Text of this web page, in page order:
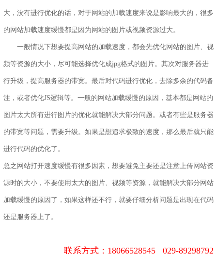
大，没有进行优化的话，对于网站的加载速度来说是影响最大的，很多
的网站加载速度缓慢都是因为网站的图片或视频资源过大。
一般情况下想要提高网站的加载速度，都会先优化网站的图片、视
频等资源的大小，尽可能选择优化成jpg格式的图片。其次对服务器进
行升级，提高服务器的带宽。最后对代码进行优化，去除多余的代码备
注，或者优化JS逻辑等。一般的网站加载缓慢的原因，基本都是网站的
图片太大所有进行图片的优化就能解决大部分问题。或者有些是服务器
的带宽等问题，需要升级。如果是想追求极致的速度，那么最后就只能
进行代码的优化了。
总之网站打开速度缓慢有很多因素，想要避免主要还是注意上传网站资
源时的大小，不要使用太大的图片、视频等资源，就能解决大部分网站
加载缓慢的原因了，如果这样还不行，就要仔细分析问题是出现在代码
还是服务器上了。
联系方式： 18066528545 029-89298792